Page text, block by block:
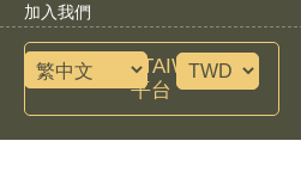
加入我們
諮詢SPORTAIWAN運動
平台